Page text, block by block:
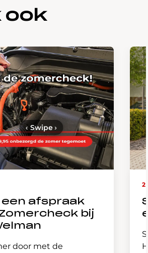
ook
een afspraak
bij
door met de
‹ Swipe›